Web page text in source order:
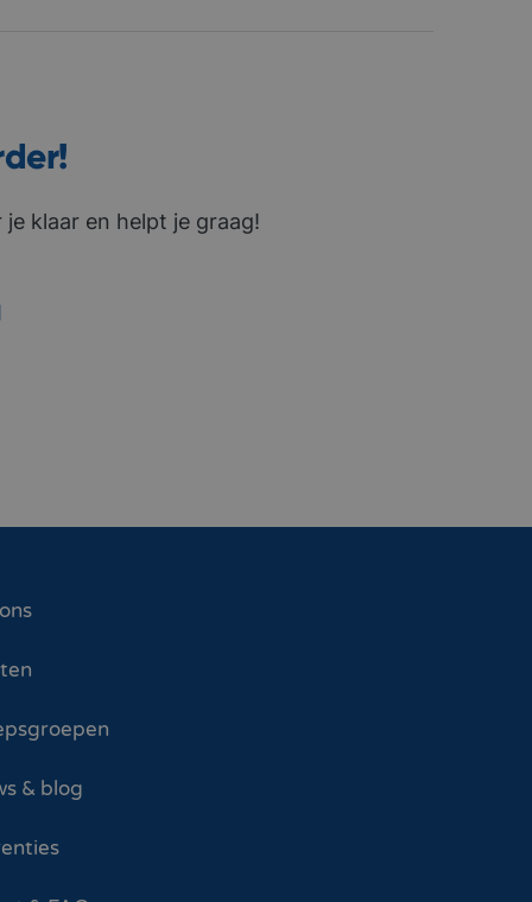
klaar en helpt je graag!
& blog